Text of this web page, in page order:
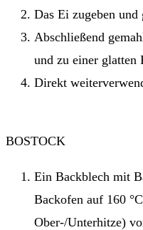
Das Ei zugeben und
Abschließend
und zu einer glatten
Direkt
BOSTOCK
Ein Backblech mit
Backofen auf 160
Ober-/Unterhitze)